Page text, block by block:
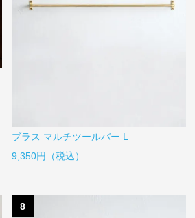
ブラス マルチツールバー L
9,350円（税込）
8